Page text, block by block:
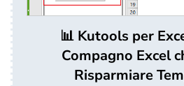
📊 Kutools per
Compagno Excel
Risparmiare